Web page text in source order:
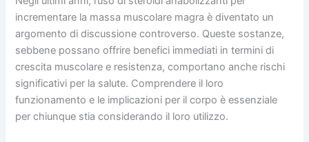
incrementare la massa muscolare magra è diventato un
argomento di discussione controverso. Queste sostanze,
sebbene possano offrire benefici immediati in termini di
crescita muscolare e resistenza, comportano anche rischi
significativi per la salute. Comprendere il loro
funzionamento e le implicazioni per il corpo è essenziale
per chiunque stia considerando il loro utilizzo.